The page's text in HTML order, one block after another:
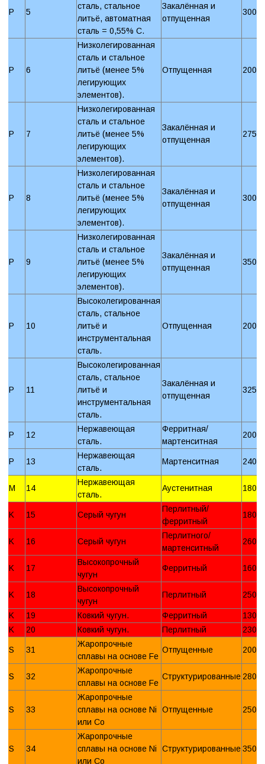
P 5
сталь, стальное
литьё, автоматная
сталь = 0,55% C.
Закалённая и
отпущенная
300
P 6
Низколегированная
сталь и стальное
литьё (менее 5%
легирующих
элементов).
Отпущенная 200
P 7
Низколегированная
сталь и стальное
литьё (менее 5%
легирующих
элементов).
Закалённая и
отпущенная
275
P 8
Низколегированная
сталь и стальное
литьё (менее 5%
легирующих
элементов).
Закалённая и
отпущенная
300
P 9
Низколегированная
сталь и стальное
литьё (менее 5%
легирующих
элементов).
Закалённая и
отпущенная
350
P 10
Высоколегированная
сталь, стальное
литьё и
инструментальная
сталь.
Отпущенная 200
P 11
Высоколегированная
сталь, стальное
литьё и
инструментальная
сталь.
Закалённая и
отпущенная
325
P 12
Нержавеющая
сталь.
Ферритная/
мартенситная
200
P 13
Нержавеющая
сталь.
Мартенситная 240
M 14
Нержавеющая
сталь.
Аустенитная 180
K 15 Серый чугун
Перлитный/
ферритный
180
K 16 Серый чугун
Перлитного/
мартенситный
260
K 17
Высокопрочный
чугун
Ферритный 160
K 18
Высокопрочный
чугун
Перлитный 250
K 19 Ковкий чугун. Ферритный
130
K
20 Ковкий чугун. Перлитный 230
S 31
Жаропрочные
сплавы на основе Fe
Отпущенные 200
S 32
Жаропрочные
сплавы на основе Fe
Структурированные 280
S 33
Жаропрочные
сплавы на основе Ni
или Со
Отпущенные 250
S 34
Жаропрочные
сплавы на основе Ni
или Со
Структурированные350